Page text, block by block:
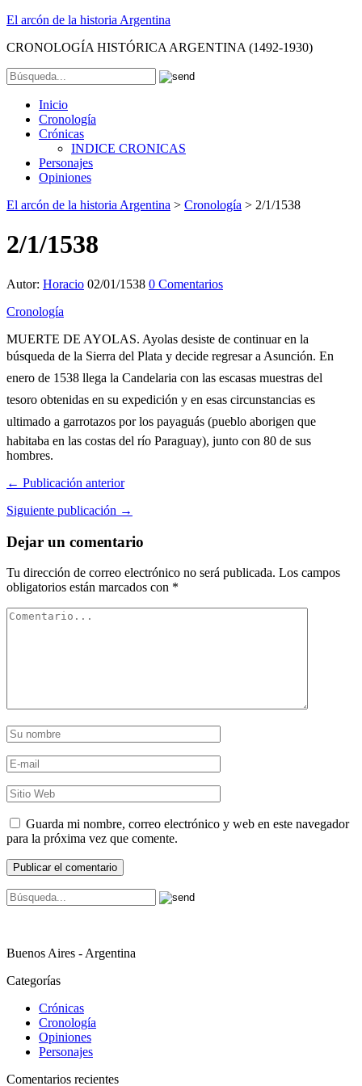
El arcón de la historia Argentina
CRONOLOGÍA HISTÓRICA ARGENTINA (1492-1930)
Inicio
Cronología
Crónicas
INDICE CRONICAS
Personajes
Opiniones
El arcón de la historia Argentina > Cronología > 2/1/1538
2/1/1538
Autor: Horacio 02/01/1538 0 Comentarios
Cronología
MUERTE DE AYOLAS. Ayolas desiste de continuar en la
búsqueda de la Sierra del Plata y decide regresar a Asunción. En
enero de 1538 llega la Candelaria con las escasas muestras del
tesoro obtenidas en su expedición y en esas circunstancias es
ultimado a garrotazos por los payaguás (pueblo aborigen que
habitaba en las costas del río Paraguay), junto con 80 de sus
hombres.
← Publicación anterior
Siguiente publicación →
Dejar un comentario
Tu dirección de correo electrónico no será publicada. Los campos
obligatorios están marcados con *
Guarda mi nombre, correo electrónico y web en este navegador
para la próxima vez que comente.
Buenos Aires - Argentina
Categorías
Crónicas
Cronología
Opiniones
Personajes
Comentarios recientes